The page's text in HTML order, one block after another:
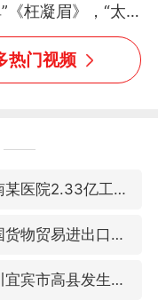
《枉凝眉》，“太
你是吃古筝长大的
或将成为首位考级
筝的选手。”（来
热门视频
河南某医院2.33亿工程串标案细节披露
我国货物贸易进出口超30万亿元
四川宜宾市高县发生4.9级地震